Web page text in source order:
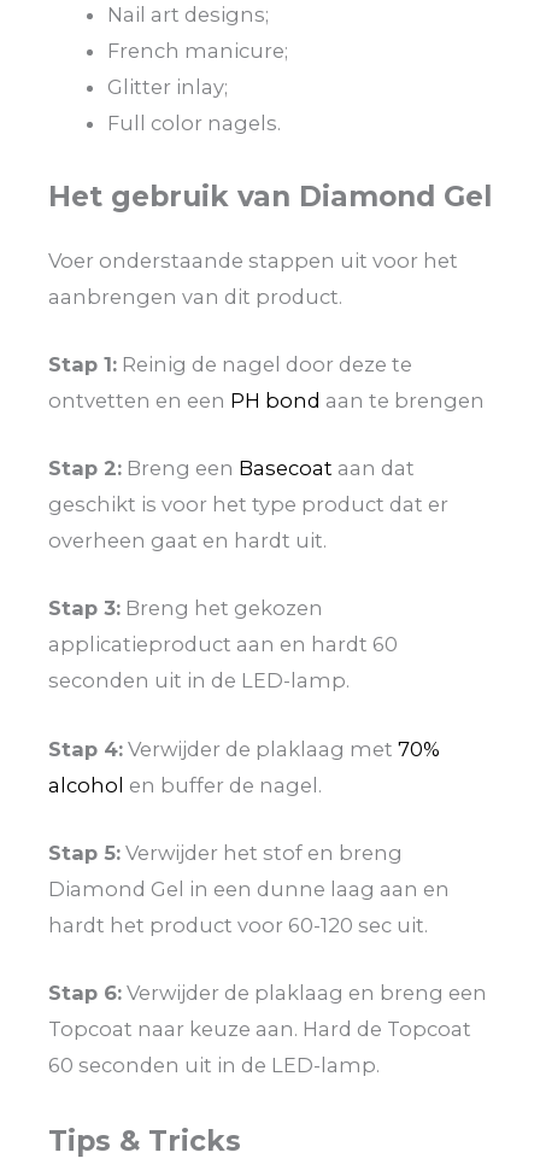
Nail art designs;
French manicure;
Glitter inlay;
Full color nagels.
Het gebruik van Diamond Gel
Voer onderstaande stappen uit voor het
aanbrengen van dit product.
Stap 1: Reinig de nagel door deze te
ontvetten en een PH bond aan te brengen
Stap 2: Breng een Basecoat aan dat
geschikt is voor het type product dat er
overheen gaat en hardt uit.
Stap 3: Breng het gekozen
applicatieproduct aan en hardt 60
seconden uit in de LED-lamp.
Stap 4: Verwijder de plaklaag met 70%
alcohol en buffer de nagel.
Stap 5: Verwijder het stof en breng
Diamond Gel in een dunne laag aan en
hardt het product voor 60-120 sec uit.
Stap 6: Verwijder de plaklaag en breng een
Topcoat naar keuze aan. Hard de Topcoat
60 seconden uit in de LED-lamp.
Tips & Tricks